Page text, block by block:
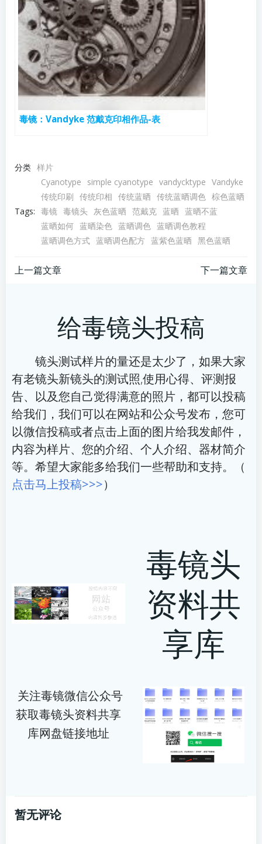
毒镜：Vandyke 范戴克印相作品-表
分类 样片
Tags:
Cyanotype simple cyanotype vandycktype Vandyke
传统印刷 传统印相 传统蓝晒 传统蓝晒调色 棕色蓝晒
毒镜 毒镜头 灰色蓝晒 范戴克 蓝晒 蓝晒不蓝
蓝晒如何 蓝晒染色 蓝晒调色 蓝晒调色教程
蓝晒调色方式 蓝晒调色配方 蓝紫色蓝晒 黑色蓝晒
文
航
上一篇文章
导
航
下一篇文章
给毒镜头投稿
镜头测试样片的量还是太少了，如果大家
有老镜头新镜头的测试照,使用心得、评测报
告、以及您自己觉得满意的照片，都可以投稿
给我们，我们可以在网站和公众号发布，您可
以微信投稿或者点击上面的图片给我发邮件，
内容为样片、您的介绍、个人介绍、器材简介
等。希望大家能多给我们一些帮助和支持。（
点击马上投稿>>>）
毒镜头
资料共
享库
关注毒镜微信公众号
获取毒镜头资料共享
库网盘链接地址
暂无评论